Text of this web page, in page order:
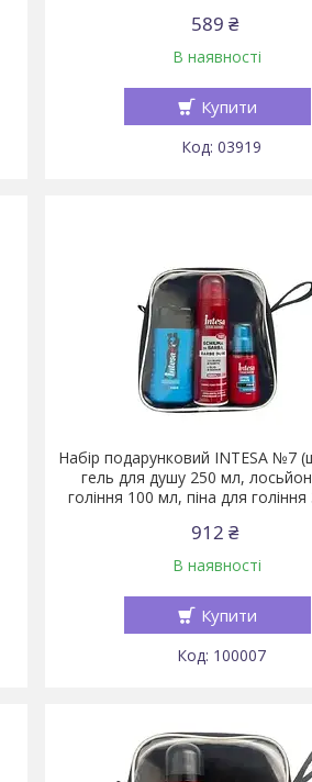
589 ₴
В наявності
Купити
03919
Набір подарунковий INTESA №7
гель для душу 250 мл, лосьйон
гоління 100 мл, піна для
912 ₴
В наявності
Купити
100007